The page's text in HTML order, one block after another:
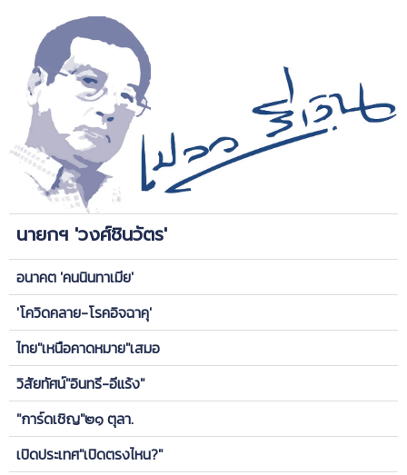
นายกฯ 'วงศ์ชินวัตร'
อนาคต 'คนนินทาเมีย'
'โควิดคลาย-โรคอิจฉาคุ'
ไทย"เหนือคาดหมาย"เสมอ
วิสัยทัศน์"อินทรี-อีแร้ง"
"การ์ดเชิญ"๒๑ ตุลา.
เปิดประเทศ"เปิดตรงไหน?"